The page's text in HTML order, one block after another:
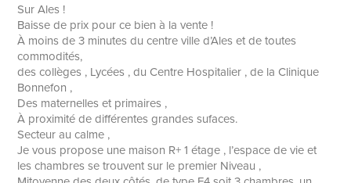
Sur Ales !
Baisse de prix pour ce bien à la vente !
À moins de 3 minutes du centre ville d’Ales et de toutes
commodités,
des collèges , Lycées , du Centre Hospitalier , de la Clinique
Bonnefon ,
Des maternelles et primaires ,
À proximité de différentes grandes sufaces.
Secteur au calme ,
Je vous propose une maison R+ 1 étage , l’espace de vie et
les chambres se trouvent sur le premier Niveau ,